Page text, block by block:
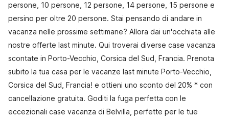
persone, 10 persone, 12 persone, 14 persone, 15 persone e
persino per oltre 20 persone. Stai pensando di andare in
vacanza nelle prossime settimane? Allora dai un'occhiata alle
nostre offerte last minute. Qui troverai diverse case vacanza
scontate in Porto-Vecchio, Corsica del Sud, Francia. Prenota
subito la tua casa per le vacanze last minute Porto-Vecchio,
Corsica del Sud, Francia! e ottieni uno sconto del 20% * con
cancellazione gratuita. Goditi la fuga perfetta con le
eccezionali case vacanza di Belvilla, perfette per le tue